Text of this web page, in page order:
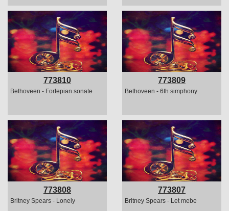
773810
Bethoveen - Fortepian sonate
773809
Bethoveen - 6th simphony
773808
Britney Spears - Lonely
773807
Britney Spears - Let mebe